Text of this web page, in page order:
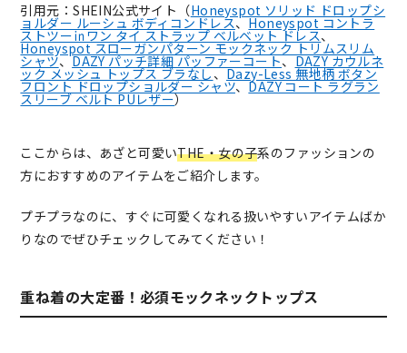
引用元：SHEIN公式サイト（Honeyspot ソリッド ドロップシ
ョルダー ルーシュ ボディコンドレス、Honeyspot コントラ
ストツー㏌ワン タイ ストラップ ベルベット ドレス、
Honeyspot スローガンパターン モックネック トリムスリム
シャツ、DAZY パッチ詳細 パッファーコート、DAZY カウルネ
ック メッシュ トップス ブラなし、Dazy-Less 無地柄 ボタン
フロント ドロップショルダー シャツ、DAZY コート ラグラン
スリーブ ベルト PUレザー）
ここからは、あざと可愛いTHE・女の子系のファッションの
方におすすめのアイテムをご紹介します。
プチプラなのに、すぐに可愛くなれる扱いやすいアイテムばか
りなのでぜひチェックしてみてください！
重ね着の大定番！必須モックネックトップス